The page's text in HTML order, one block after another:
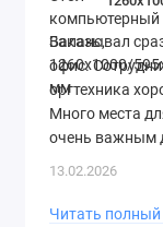
Заказывал
офис.
оргтехника
Много места
очень важным
13.02.2026
Читать